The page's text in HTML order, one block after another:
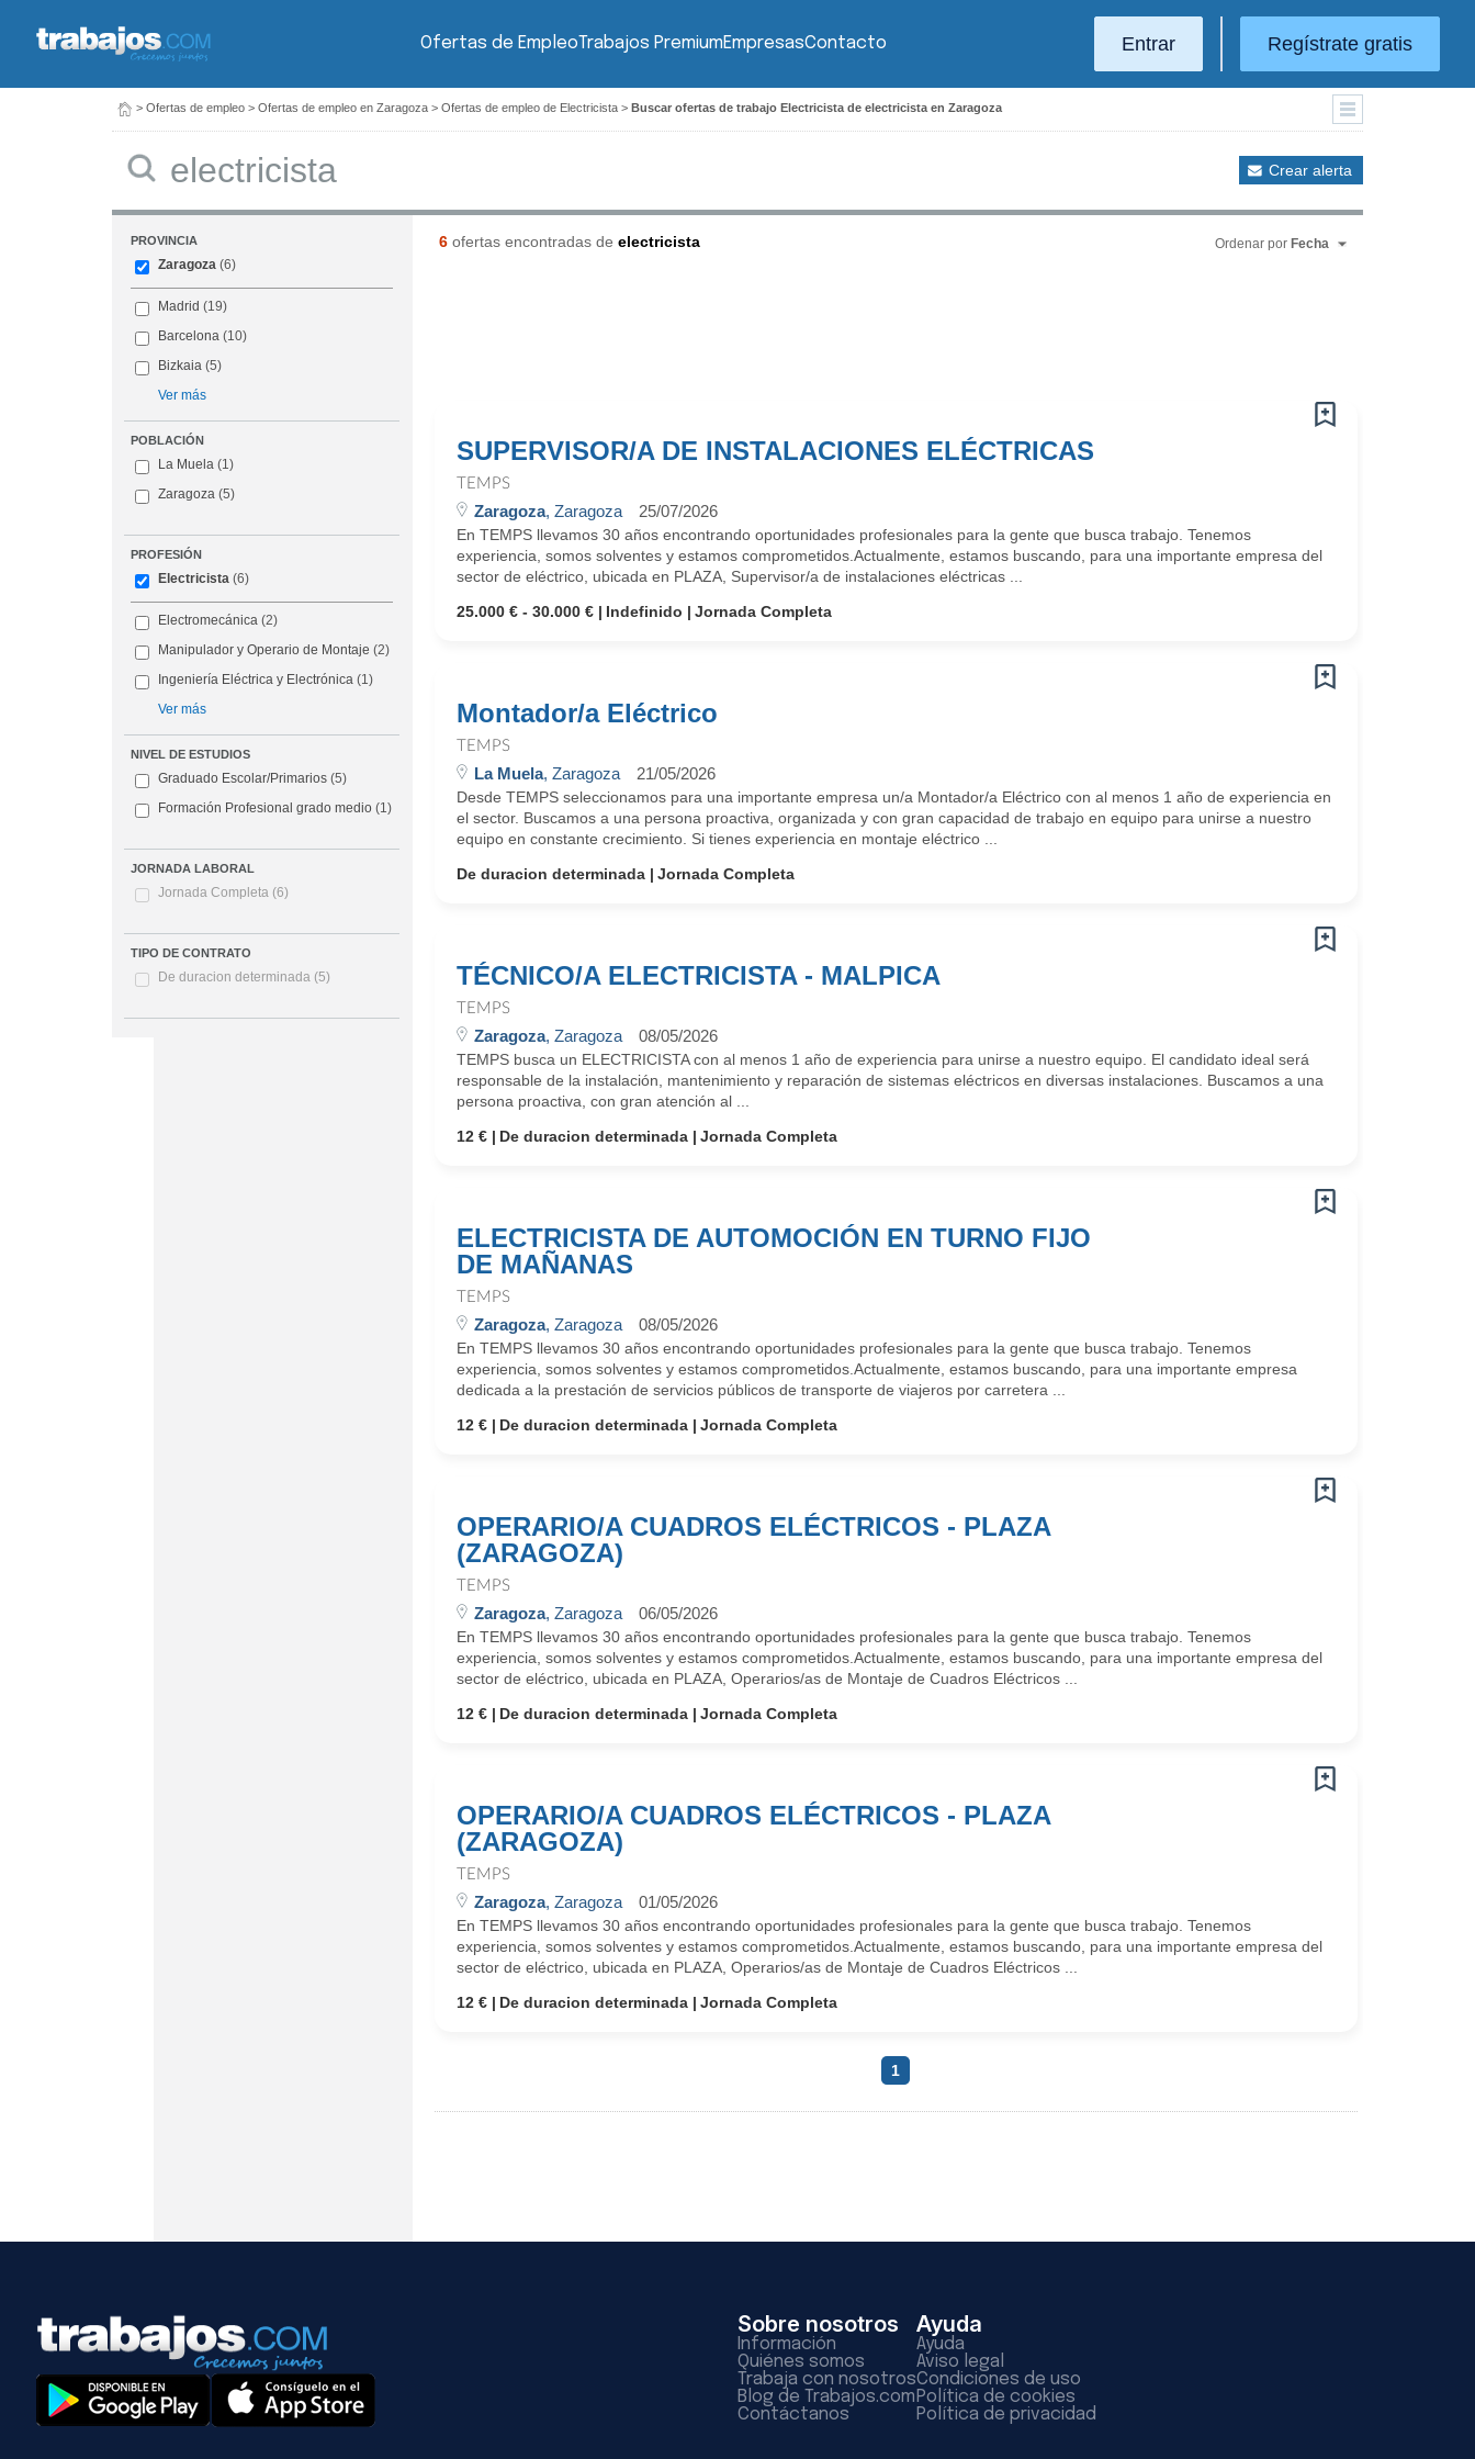
Ofertas de EmpleoTrabajos PremiumEmpresasContacto Entrar Regístrate gratis
> Ofertas de empleo > Ofertas de empleo en Zaragoza > Ofertas de empleo de Electricista > Buscar ofertas de trabajo Electricista de electricista en Zaragoza
Crear alerta
PROVINCIA
Zaragoza (6)
Madrid (19)
Barcelona (10)
Bizkaia (5)
Ver más
POBLACIÓN
La Muela (1)
Zaragoza (5)
PROFESIÓN
Electricista (6)
Electromecánica (2)
Manipulador y Operario de Montaje (2)
Ingeniería Eléctrica y Electrónica (1)
Ver más
NIVEL DE ESTUDIOS
Graduado Escolar/Primarios (5)
Formación Profesional grado medio (1)
JORNADA LABORAL
Jornada Completa (6)
TIPO DE CONTRATO
De duracion determinada (5)
6ofertas encontradas de electricista Ordenar por Fecha
SUPERVISOR/A DE INSTALACIONES ELÉCTRICAS
TEMPS
Zaragoza, Zaragoza 25/07/2026
En TEMPS llevamos 30 años encontrando oportunidades profesionales para la gente que busca trabajo. Tenemos
experiencia, somos solventes y estamos comprometidos.Actualmente, estamos buscando, para una importante empresa del
sector de eléctrico, ubicada en PLAZA, Supervisor/a de instalaciones eléctricas ...
25.000 € - 30.000 €
Indefinido Jornada Completa
Montador/a Eléctrico
TEMPS
La Muela, Zaragoza 21/05/2026
Desde TEMPS seleccionamos para una importante empresa un/a Montador/a Eléctrico con al menos 1 año de experiencia en
el sector. Buscamos a una persona proactiva, organizada y con gran capacidad de trabajo en equipo para unirse a nuestro
equipo en constante crecimiento. Si tienes experiencia en montaje eléctrico ...
De duracion determinada
Jornada Completa
TÉCNICO/A ELECTRICISTA - MALPICA
TEMPS
Zaragoza, Zaragoza 08/05/2026
TEMPS busca un ELECTRICISTA con al menos 1 año de experiencia para unirse a nuestro equipo. El candidato ideal será
responsable de la instalación, mantenimiento y reparación de sistemas eléctricos en diversas instalaciones. Buscamos a una
persona proactiva, con gran atención al ...
12 €
De duracion determinada Jornada Completa
ELECTRICISTA DE AUTOMOCIÓN EN TURNO FIJO
DE MAÑANAS
TEMPS
Zaragoza, Zaragoza 08/05/2026
En TEMPS llevamos 30 años encontrando oportunidades profesionales para la gente que busca trabajo. Tenemos
experiencia, somos solventes y estamos comprometidos.Actualmente, estamos buscando, para una importante empresa
dedicada a la prestación de servicios públicos de transporte de viajeros por carretera ...
12 €
De duracion determinada Jornada Completa
OPERARIO/A CUADROS ELÉCTRICOS - PLAZA
(ZARAGOZA)
TEMPS
Zaragoza, Zaragoza 06/05/2026
En TEMPS llevamos 30 años encontrando oportunidades profesionales para la gente que busca trabajo. Tenemos
experiencia, somos solventes y estamos comprometidos.Actualmente, estamos buscando, para una importante empresa del
sector de eléctrico, ubicada en PLAZA, Operarios/as de Montaje de Cuadros Eléctricos ...
12 €
De duracion determinada Jornada Completa
OPERARIO/A CUADROS ELÉCTRICOS - PLAZA
(ZARAGOZA)
TEMPS
Zaragoza, Zaragoza 01/05/2026
En TEMPS llevamos 30 años encontrando oportunidades profesionales para la gente que busca trabajo. Tenemos
experiencia, somos solventes y estamos comprometidos.Actualmente, estamos buscando, para una importante empresa del
sector de eléctrico, ubicada en PLAZA, Operarios/as de Montaje de Cuadros Eléctricos ...
12 €
De duracion determinada Jornada Completa
1
Sobre nosotros
Información
Quiénes somos
Trabaja con nosotros
Blog de Trabajos.com
Contáctanos
Ayuda
Ayuda
Aviso legal
Condiciones de uso
Política de cookies
Política de privacidad